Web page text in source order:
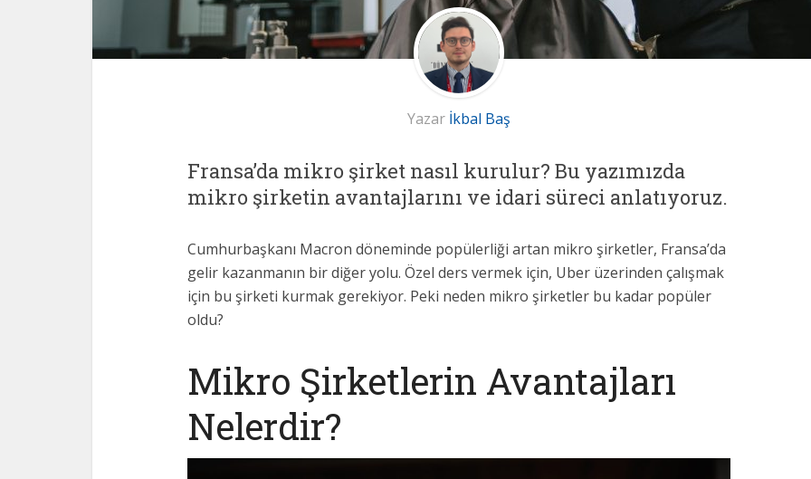
Yazar İkbal Baş
Fransa’da mikro şirket nasıl kurulur? Bu yazımızda
mikro şirketin avantajlarını ve idari süreci anlatıyoruz.
Cumhurbaşkanı Macron döneminde popülerliği artan mikro şirketler, Fransa’da
gelir kazanmanın bir diğer yolu. Özel ders vermek için, Uber üzerinden çalışmak
için bu şirketi kurmak gerekiyor. Peki neden mikro şirketler bu kadar popüler
oldu?
Mikro Şirketlerin Avantajları
Nelerdir?